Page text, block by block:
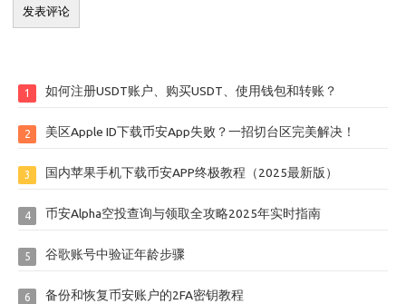
1 如何注册USDT账户、购买USDT、使用钱包和转账？
2 美区Apple ID下载币安App失败？一招切台区完美解决！
3 国内苹果手机下载币安APP终极教程（2025最新版）
4 币安Alpha空投查询与领取全攻略2025年实时指南
5 谷歌账号中验证年龄步骤
6 备份和恢复币安账户的2FA密钥教程